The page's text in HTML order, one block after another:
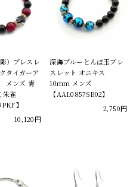
）ブレスレ
タイガーア
メンズ 青
朱雀
】
10,120円
深海ブルーとんぼ玉ブレ
スレット オニキス
10mm メンズ
【AAL0857SB02】
2,750円